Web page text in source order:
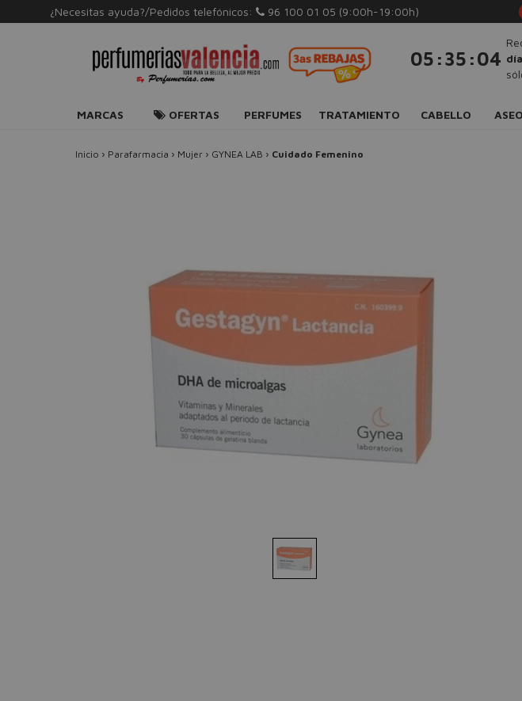
¿Necesitas ayuda?/Pedidos telefónicos: 96 100 01 05 (9:00h-19:00h)
05 :35 :04
MARCAS OFERTAS PERFUMES TRATAMIENTO CABELLO
Inicio › Parafarmacia › Mujer › GYNEA LAB › Cuidado Femenino